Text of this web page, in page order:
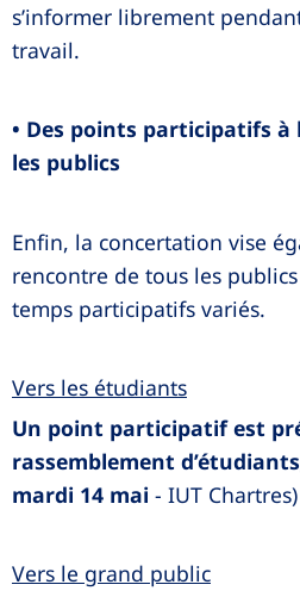
s’informer librement
travail.
• Des points participatifs
les publics
Enfin, la concertation vise
rencontre de tous les
temps participatifs variés.
Vers les étudiants
Un point participatif est
rassemblement
mardi 14 mai - IUT Chartres)
Vers le grand public